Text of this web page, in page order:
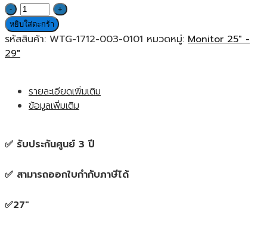
จำนวน
Dahua
LM27-
2K
180Hz
SYNC
Monitor
มอนิเตอร์
แท้
หยิบใส่ตะกร้า
รหัสสินค้า: WTG-1712-003-0101 หมวดหมู่: Monitor 25" -
29"
รายละเอียดเพิ่มเติม
ข้อมูลเพิ่มเติม
✅ รับประกันศูนย์ 3 ปี
✅ สามารถออกใบกำกับภาษีได้
✅27″